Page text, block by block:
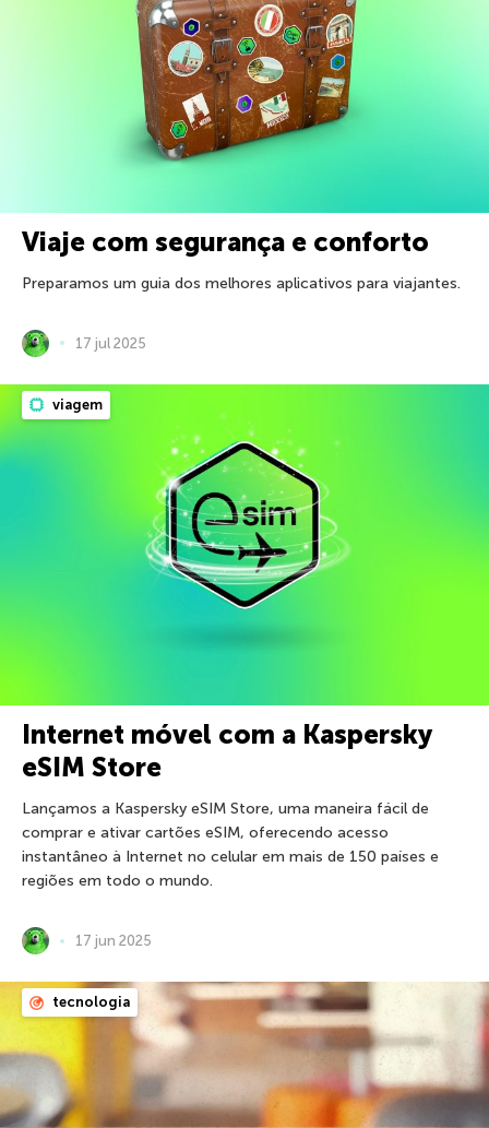
Viaje com segurança e conforto
Preparamos um guia dos melhores aplicativos para viajantes.
17 jul 2025
viagem
Internet móvel com a Kaspersky
eSIM Store
Lançamos a Kaspersky eSIM Store, uma maneira fácil de
comprar e ativar cartões eSIM, oferecendo acesso
instantâneo à Internet no celular em mais de 150 países e
regiões em todo o mundo.
17 jun 2025
tecnologia